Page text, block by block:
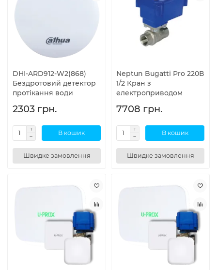
DHI-ARD912-W2(868)
Бездротовий детектор
протікання води
2303 грн.
В кошик
Швидке замовлення
Neptun Bugatti Pro 220В
1/2 Кран з
електроприводом
7708 грн.
В кошик
Швидке замовлення